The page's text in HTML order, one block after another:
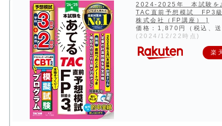
2024-2025年 本試験
TAC直前予想模試 FP3
株式会社（FP講座） ]
価格：1,870円（税込、
(2024/12/22時点)
楽